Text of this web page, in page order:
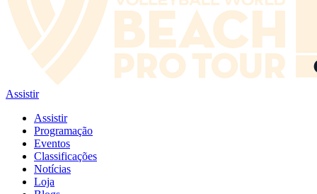
Assistir
Assistir
Programação
Eventos
Classificações
Notícias
Loja